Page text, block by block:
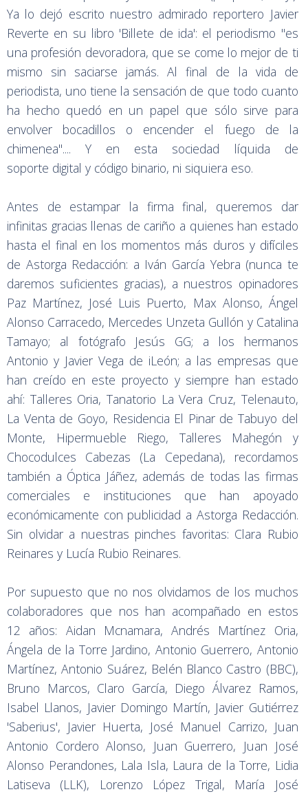
Ya lo dejó escrito nuestro admirado reportero Javier
Reverte en su libro 'Billete de ida': el periodismo "es
una profesión devoradora, que se come lo mejor de ti
mismo sin saciarse jamás. Al final de la vida de
periodista, uno tiene la sensación de que todo cuanto
ha hecho quedó en un papel que sólo sirve para
envolver bocadillos o encender el fuego de la
chimenea".... Y en esta sociedad líquida de
soporte digital y código binario, ni siquiera eso.
Antes de estampar la firma final, queremos dar
infinitas gracias llenas de cariño a quienes han estado
hasta el final en los momentos más duros y difíciles
de Astorga Redacción: a Iván García Yebra (nunca te
daremos suficientes gracias), a nuestros opinadores
Paz Martínez, José Luis Puerto, Max Alonso, Ángel
Alonso Carracedo, Mercedes Unzeta Gullón y Catalina
Tamayo; al fotógrafo Jesús GG; a los hermanos
Antonio y Javier Vega de iLeón; a las empresas que
han creído en este proyecto y siempre han estado
ahí: Talleres Oria, Tanatorio La Vera Cruz, Telenauto,
La Venta de Goyo, Residencia El Pinar de Tabuyo del
Monte, Hipermueble Riego, Talleres Mahegón y
Chocodulces Cabezas (La Cepedana), recordamos
también a Óptica Jáñez, además de todas las firmas
comerciales e instituciones que han apoyado
económicamente con publicidad a Astorga Redacción.
Sin olvidar a nuestras pinches favoritas: Clara Rubio
Reinares y Lucía Rubio Reinares.
Por supuesto que no nos olvidamos de los muchos
colaboradores que nos han acompañado en estos
12 años: Aidan Mcnamara, Andrés Martínez Oria,
Ángela de la Torre Jardino, Antonio Guerrero, Antonio
Martínez, Antonio Suárez, Belén Blanco Castro (BBC),
Bruno Marcos, Claro García, Diego Álvarez Ramos,
Isabel Llanos, Javier Domingo Martín, Javier Gutiérrez
'Saberius', Javier Huerta, José Manuel Carrizo, Juan
Antonio Cordero Alonso, Juan Guerrero, Juan José
Alonso Perandones, Lala Isla, Laura de la Torre, Lidia
Latiseva (LLK), Lorenzo López Trigal, María José